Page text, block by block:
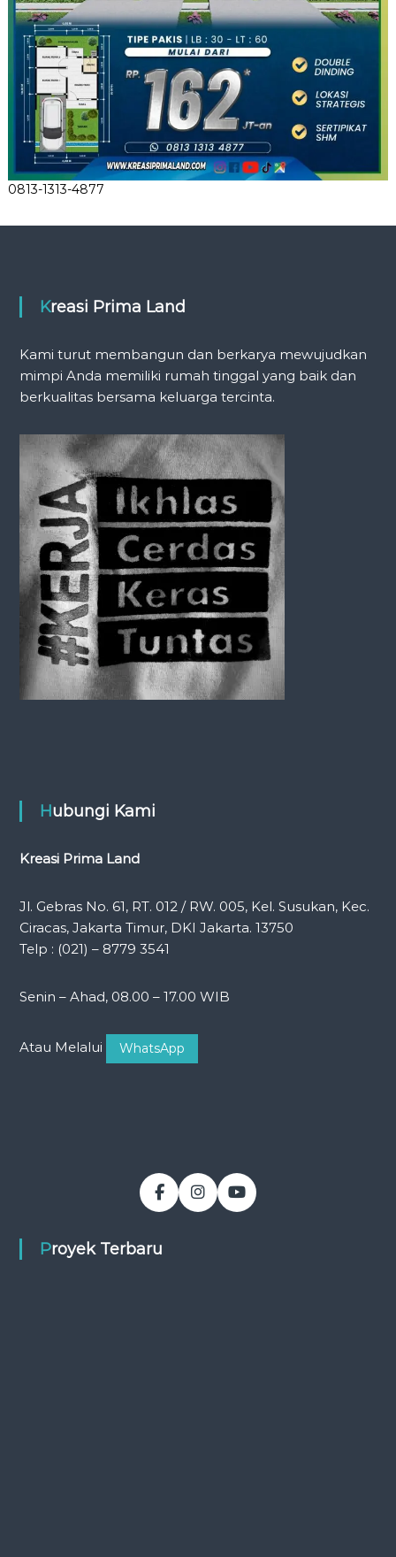
0813-1313-4877
Kreasi Prima Land
Kami turut membangun dan berkarya mewujudkan
mimpi Anda memiliki rumah tinggal yang baik dan
berkualitas bersama keluarga tercinta.
Hubungi Kami
Kreasi Prima Land
Jl. Gebras No. 61, RT. 012 / RW. 005, Kel. Susukan, Kec.
Ciracas, Jakarta Timur, DKI Jakarta. 13750
Telp : (021) – 8779 3541
Senin – Ahad, 08.00 – 17.00 WIB
Atau Melalui WhatsApp
Proyek Terbaru